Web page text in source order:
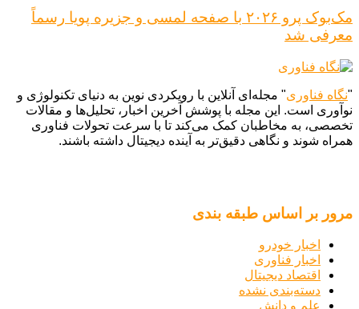
مک‌بوک پرو ۲۰۲۶ با صفحه لمسی و جزیره پویا رسماً
معرفی شد
"نگاه فناوری" مجله‌ای آنلاین با رویکردی نوین به دنیای تکنولوژی و
نوآوری است. این مجله با پوشش آخرین اخبار، تحلیل‌ها و مقالات
تخصصی، به مخاطبان کمک می‌کند تا با سرعت تحولات فناوری
همراه شوند و نگاهی دقیق‌تر به آینده دیجیتال داشته باشند.
مرور بر اساس طبقه بندی
اخبار خودرو
اخبار فناوری
اقتصاد دیجیتال
دسته‌بندی نشده
علم و دانش